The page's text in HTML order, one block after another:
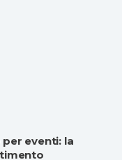
eventi: la